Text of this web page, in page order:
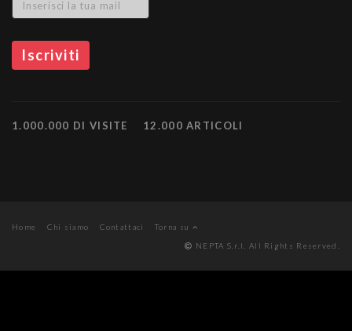
1.000.000 DI VISITE 12.000 ARTICOLI
Home Chi siamo Contattaci
Torna su
NEPTA S.r.l. All Rights Reserved.